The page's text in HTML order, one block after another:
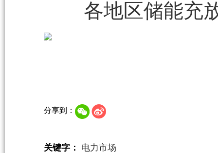
各地区储能充放
分享到：
关键字： 电力市场